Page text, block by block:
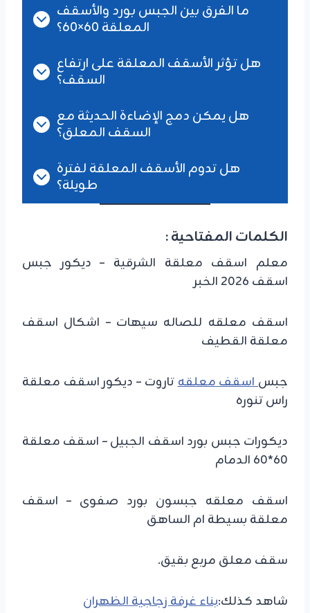
ما الفرق بين الجبس بورد والأسقف
المعلقة 60×60؟
هل تؤثر الأسقف المعلقة على ارتفاع
السقف؟
هل يمكن دمج الإضاءة الحديثة مع
السقف المعلق؟
هل تدوم الأسقف المعلقة لفترة
طويلة؟
الكلمات المفتاحية :
معلم اسقف معلقة الشرقية – ديكور جبس
اسقف 2026 الخبر
اسقف معلقه للصاله سيهات – اشكال اسقف
معلقة القطيف
جبساسقف معلقهتاروت – ديكور اسقف معلقة
راس تنوره
ديكورات جبس بورد اسقف الجبيل – اسقف معلقة
60*60 الدمام
اسقف معلقه جبسون بورد صفوى – اسقف
معلقة بسيطة ام الساهق
سقف معلق مربع بقيق.
شاهد كذلك:بناء غرفة زجاجية الظهران